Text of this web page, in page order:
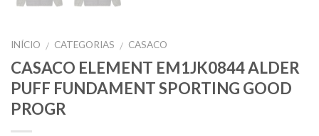
INÍCIO / CATEGORIAS / CASACO
CASACO ELEMENT EM1JK0844 ALDER
PUFF FUNDAMENT SPORTING GOOD
PROGR